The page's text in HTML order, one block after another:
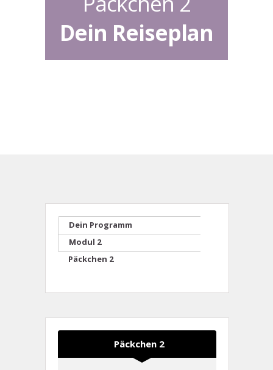
Dein Reiseplan
Dein Programm
Modul 2
Päckchen 2
Päckchen 2